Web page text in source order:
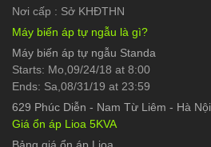
Nơi cấp : Sở KHĐTHN
Máy biến áp tự ngẫu là gì?
Máy biến áp tự ngẫu Standa
Starts: Mo,09/24/18 at 8:00
Ends: Sa,08/31/19 at 23:59
629 Phúc Diễn - Nam Từ Liêm - Hà Nội
Giá ổn áp Lioa 5KVA